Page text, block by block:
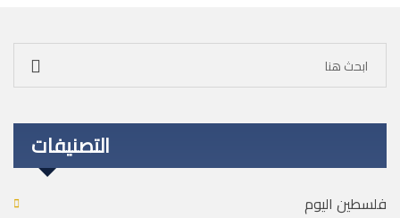
التصنيفات
فلسطين اليوم